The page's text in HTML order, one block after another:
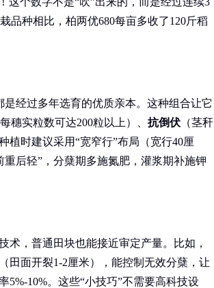
品种相比，柏两优680每亩多收了120斤稻
经过多年选育的优质亲本。这种组合让它
每穗实粒数可达200粒以上）、 抗倒伏 （茎秆
植时建议采用“宽窄行”布局（宽行40厘
后轻”，分蘖期多施氮肥，灌浆期补施钾
术，普通田块也能接近审定产量。比如，
田面开裂1-2厘米），能控制无效分蘖，让
5%-10%。这些“小技巧”不需要高科技设